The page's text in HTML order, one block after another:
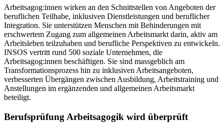
Arbeitsagog:innen wirken an den Schnittstellen von Angeboten der
beruflichen Teilhabe, inklusiven Dienstleistungen und beruflicher
Integration. Sie unterstützen Menschen mit Behinderungen mit
erschwertem Zugang zum allgemeinen Arbeitsmarkt darin, aktiv am
Arbeitsleben teilzuhaben und berufliche Perspektiven zu entwickeln.
INSOS vertritt rund 500 soziale Unternehmen, die
Arbeitsagog:innen beschäftigen. Sie sind massgeblich am
Transformationsprozess hin zu inklusiven Arbeitsangeboten,
verbesserten Übergängen zwischen Ausbildung, Arbeitstraining und
Anstellungen im ergänzenden und allgemeinen Arbeitsmarkt
beteiligt.
Berufsprüfung Arbeitsagogik wird überprüft